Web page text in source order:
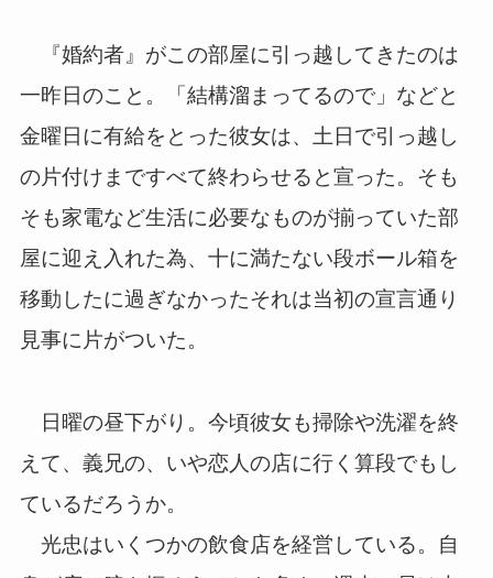
『婚約者』がこの部屋に引っ越してきたのは
一昨日のこと。「結構溜まってるので」などと
金曜日に有給をとった彼女は、土日で引っ越し
の片付けまですべて終わらせると宣った。そも
そも家電など生活に必要なものが揃っていた部
屋に迎え入れた為、十に満たない段ボール箱を
移動したに過ぎなかったそれは当初の宣言通り
見事に片がついた。
日曜の昼下がり。今頃彼女も掃除や洗濯を終
えて、義兄の、いや恋人の店に行く算段でもし
ているだろうか。
光忠はいくつかの飲食店を経営している。自